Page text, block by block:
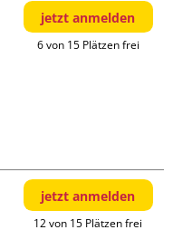
jetzt anmelden
6 von 15 Plätzen frei
jetzt anmelden
12 von 15 Plätzen frei